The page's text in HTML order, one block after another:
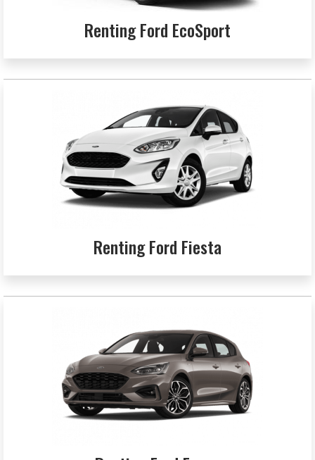
Renting Ford EcoSport
Renting Ford Fiesta